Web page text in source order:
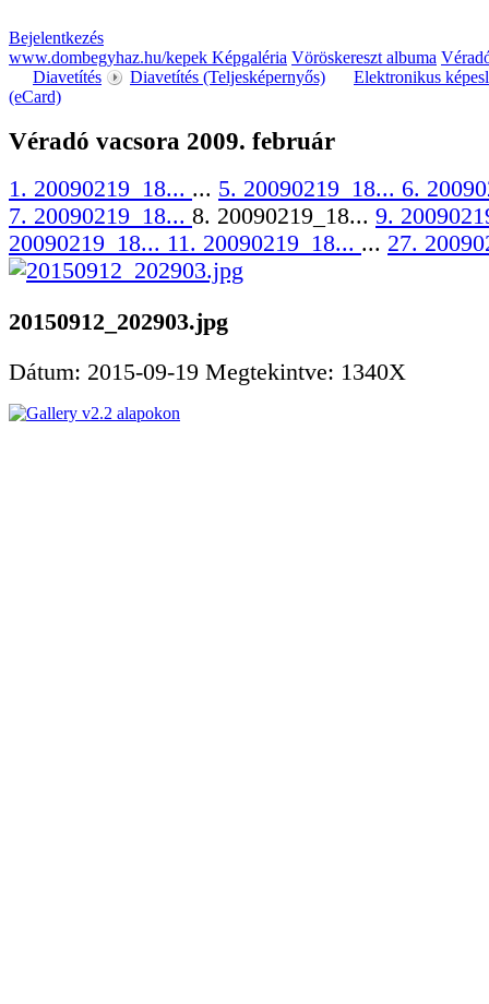
Bejelentkezés
www.dombegyhaz.hu/kepek Képgaléria Vöröskereszt albuma
Diavetítés
Diavetítés (Teljesképernyős)
Elektronikus
(eCard)
Véradó vacsora 2009. február
1. 20090219_18... ... 5. 20090219_18... 6.
7. 20090219_18... 8. 20090219_18... 9.
20090219_18... 11. 20090219_18... ... 27.
20150912_202903.jpg
Dátum: 2015-09-19 Megtekintve: 1340X